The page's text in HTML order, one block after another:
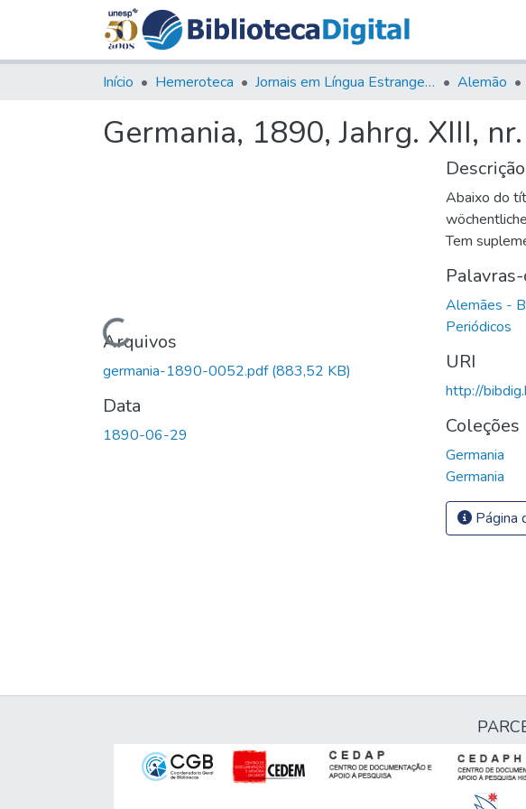
Início Hemeroteca Jornais em Língua Estrangeira Alemão
Germania, 1890, Jahrg. XIII,
Carregando...
Arquivos
germania-1890-0052.pdf(883,52 KB)
Data
1890-06-29
Descrição
Abaixo do
Tem
Alemães -
Periódicos
URI
http://
Coleções
Germania
Germania
Página